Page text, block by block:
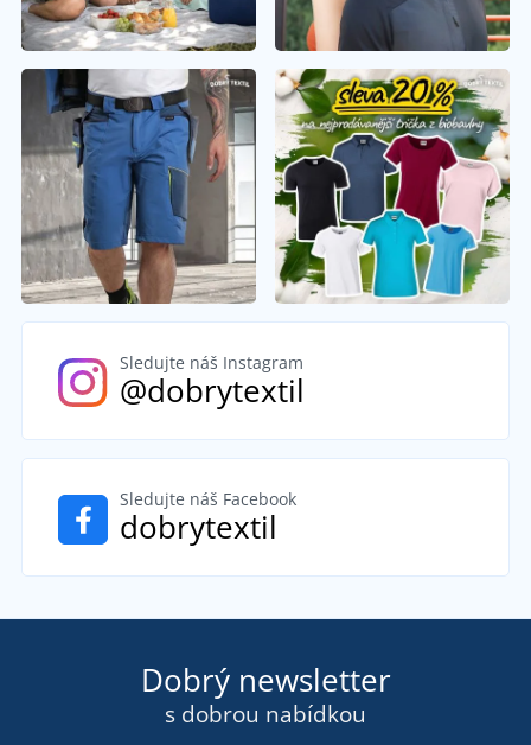
Sledujte náš Instagram
@dobrytextil
Sledujte náš Facebook
dobrytextil
Dobrý newsletter
s dobrou nabídkou